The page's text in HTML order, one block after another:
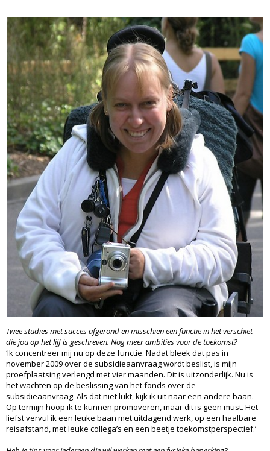
Twee studies met succes afgerond en misschien een functie in het verschiet
die jou op het lijf is geschreven. Nog meer ambities voor de toekomst?
‘Ik concentreer mij nu op deze functie. Nadat bleek dat pas in
november 2009 over de subsidieaanvraag wordt beslist, is mijn
proefplaatsing verlengd met vier maanden. Dit is uitzonderlijk. Nu is
het wachten op de beslissing van het fonds over de
subsidieaanvraag. Als dat niet lukt, kijk ik uit naar een andere baan.
Op termijn hoop ik te kunnen promoveren, maar dit is geen must. Het
liefst vervul ik een leuke baan met uitdagend werk, op een haalbare
reisafstand, met leuke collega’s en een beetje toekomstperspectief.’